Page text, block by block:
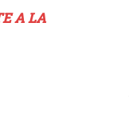
A LA